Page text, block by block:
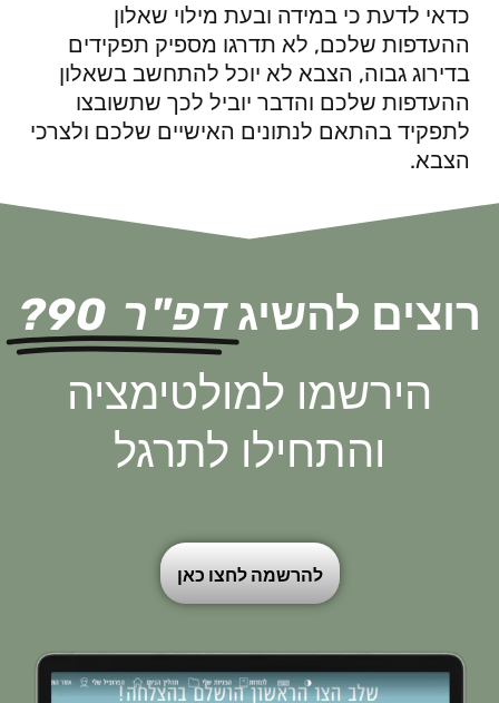
כדאי לדעת כי במידה ובעת מילוי שאלון
ההעדפות שלכם, לא תדרגו מספיק תפקידים
בדירוג גבוה, הצבא לא יוכל להתחשב בשאלון
ההעדפות שלכם והדבר יוביל לכך שתשובצו
לתפקיד בהתאם לנתונים האישיים שלכם ולצרכי
הצבא.
רוצים להשיגדפ"ר 90?
הירשמו למולטימציה
והתחילו לתרגל
להרשמה לחצו כאן